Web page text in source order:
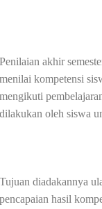
Penilaian akhir
menilai kompetensi
mengikuti
dilakukan oleh siswa
Tujuan diadakannya
pencapaian hasil